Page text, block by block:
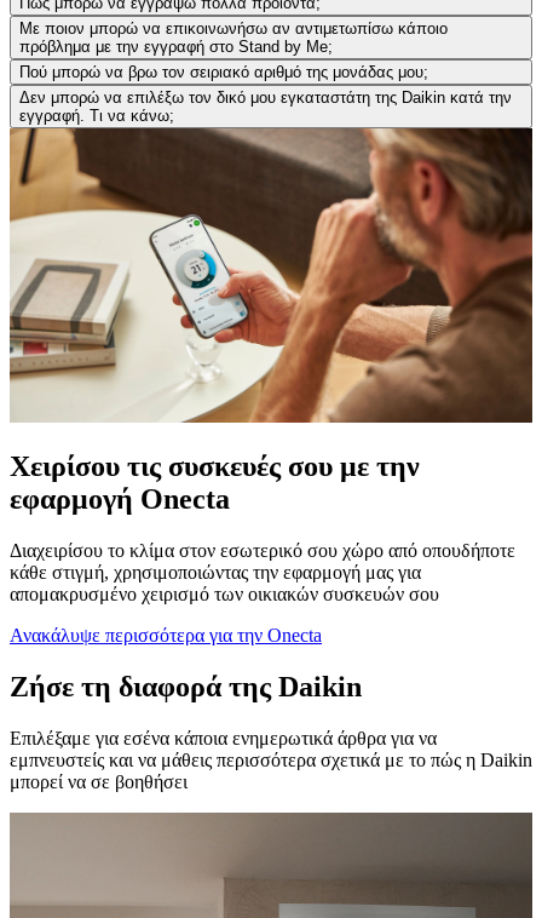
Με ποιον μπορώ να επικοινωνήσω αν αντιμετωπίσω κάποιο
πρόβλημα με την εγγραφή στο Stand by Me;
Πού μπορώ να βρω τον σειριακό αριθμό της μονάδας μου;
Δεν μπορώ να επιλέξω τον δικό μου εγκαταστάτη της Daikin κατά την
εγγραφή. Τι να κάνω;
Χειρίσου τις συσκευές σου με την
εφαρμογή Onecta
Διαχειρίσου το κλίμα στον εσωτερικό σου χώρο από οπουδήποτε
κάθε στιγμή, χρησιμοποιώντας την εφαρμογή μας για
απομακρυσμένο χειρισμό των οικιακών συσκευών σου
Ανακάλυψε περισσότερα για την Onecta
Ζήσε τη διαφορά της Daikin
Επιλέξαμε για εσένα κάποια ενημερωτικά άρθρα για να
εμπνευστείς και να μάθεις περισσότερα σχετικά με το πώς η Daikin
μπορεί να σε βοηθήσει